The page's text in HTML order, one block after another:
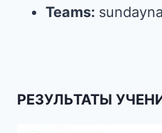
Teams:
РЕЗУЛЬТАТЫ